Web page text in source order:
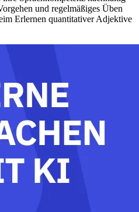
und regelmäßiges Üben
Erlernen quantitativer Adjektive